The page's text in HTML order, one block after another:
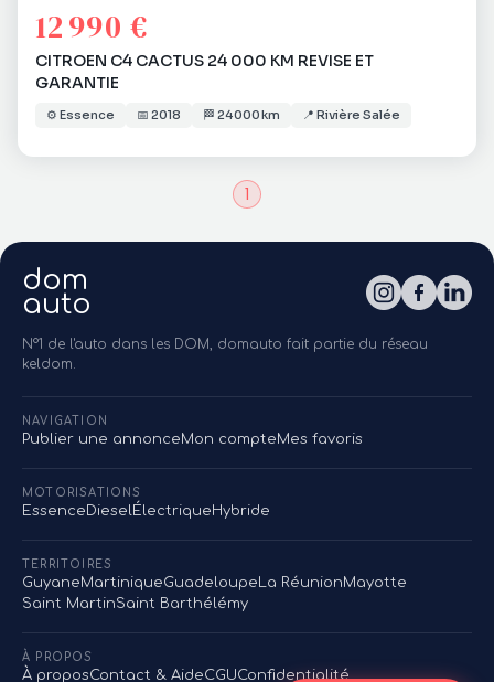
12 990 €
CITROEN C4 CACTUS 24 000 KM REVISE ET
GARANTIE
⚙️ Essence 📅 2018 🏁 24 000 km 📍 Rivière Salée
1
dom
auto
N°1 de l'auto dans les DOM, domauto fait partie du réseau
keldom.
NAVIGATION
Publier une annonceMon compteMes favoris
MOTORISATIONS
Essence Diesel ÉlectriqueHybride
TERRITOIRES
GuyaneMartiniqueGuadeloupeLa RéunionMayotte
Saint MartinSaint Barthélémy
À PROPOS
À proposContact & AideCGUConfidentialité